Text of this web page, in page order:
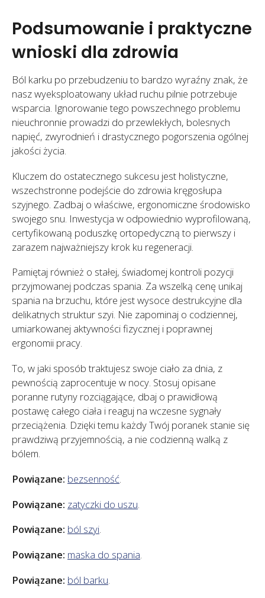
Podsumowanie i praktyczne
wnioski dla zdrowia
Ból karku po przebudzeniu to bardzo wyraźny znak, że
nasz wyeksploatowany układ ruchu pilnie potrzebuje
wsparcia. Ignorowanie tego powszechnego problemu
nieuchronnie prowadzi do przewlekłych, bolesnych
napięć, zwyrodnień i drastycznego pogorszenia ogólnej
jakości życia.
Kluczem do ostatecznego sukcesu jest holistyczne,
wszechstronne podejście do zdrowia kręgosłupa
szyjnego. Zadbaj o właściwe, ergonomiczne środowisko
swojego snu. Inwestycja w odpowiednio wyprofilowaną,
certyfikowaną poduszkę ortopedyczną to pierwszy i
zarazem najważniejszy krok ku regeneracji.
Pamiętaj również o stałej, świadomej kontroli pozycji
przyjmowanej podczas spania. Za wszelką cenę unikaj
spania na brzuchu, które jest wysoce destrukcyjne dla
delikatnych struktur szyi. Nie zapominaj o codziennej,
umiarkowanej aktywności fizycznej i poprawnej
ergonomii pracy.
To, w jaki sposób traktujesz swoje ciało za dnia, z
pewnością zaprocentuje w nocy. Stosuj opisane
poranne rutyny rozciągające, dbaj o prawidłową
postawę całego ciała i reaguj na wczesne sygnały
przeciążenia. Dzięki temu każdy Twój poranek stanie się
prawdziwą przyjemnością, a nie codzienną walką z
bólem.
Powiązane: bezsenność.
Powiązane: zatyczki do uszu.
Powiązane: ból szyi.
Powiązane: maska do spania.
Powiązane: ból barku.